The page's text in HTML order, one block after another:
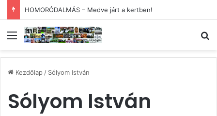
HOMORÓDALMÁS – Medve járt a kertben!
Menü
Kezdőlap/ Sólyom István
Sólyom István